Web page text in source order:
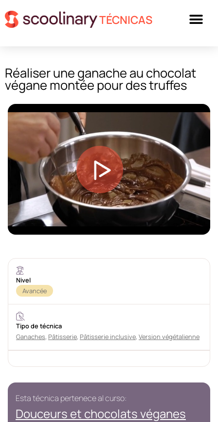
TÉCNICAS
Réaliser une ganache au chocolat
végane montée pour des truffes
Nivel
Avancée
Tipo de técnica
Ganaches, Pâtisserie, Pâtisserie inclusive, Version végétalienne
Esta técnica pertenece al curso:
Douceurs et chocolats véganes